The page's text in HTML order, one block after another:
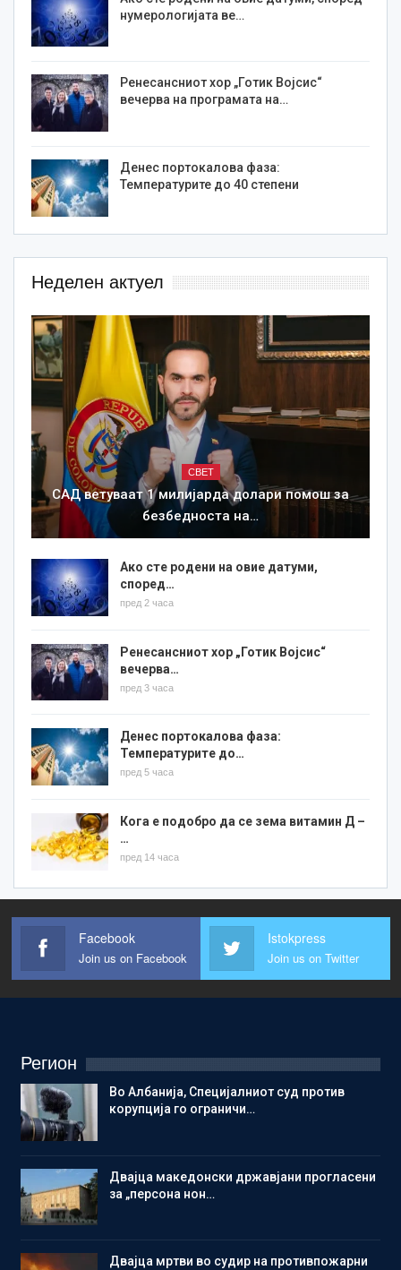
нумерологијата ве…
Ренесансниот хор „Готик Војсис“
вечерва на програмата на…
Денес портокалова фаза:
Температурите до 40 степени
Неделен актуел
СВЕТ
САД ветуваат 1 милијарда долари помош за
безбедноста на…
Ако сте родени на овие датуми,
според…
пред 2 часа
Ренесансниот хор „Готик Војсис“
вечерва…
пред 3 часа
Денес портокалова фаза:
Температурите до…
пред 5 часа
Кога е подобро да се зема витамин Д –
…
пред 14 часа
Facebook
Join us on Facebook
Istokpress
Join us on Twitter
Регион
Во Албанија, Специјалниот суд против
корупција го ограничи…
Двајца македонски државјани прогласени
за „персона нон…
Двајца мртви во судир на противпожарни